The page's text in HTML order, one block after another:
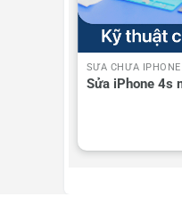
SỬA CHỮA IPHONE
Sửa iPhone 4s